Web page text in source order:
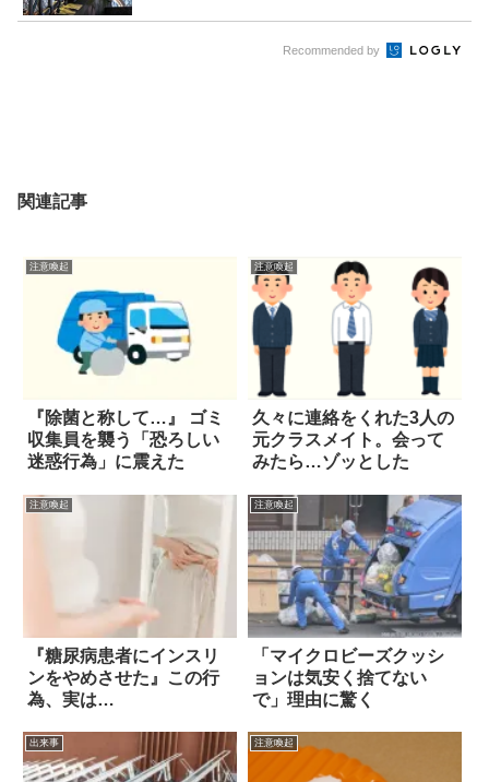
Recommended by
関連記事
注意喚起
『除菌と称して…』 ゴミ
収集員を襲う「恐ろしい
迷惑行為」に震えた
注意喚起
久々に連絡をくれた3人の
元クラスメイト。会って
みたら…ゾッとした
注意喚起
『糖尿病患者にインスリ
ンをやめさせた』この行
為、実は…
注意喚起
「マイクロビーズクッシ
ョンは気安く捨てない
で」理由に驚く
出来事 注意喚起